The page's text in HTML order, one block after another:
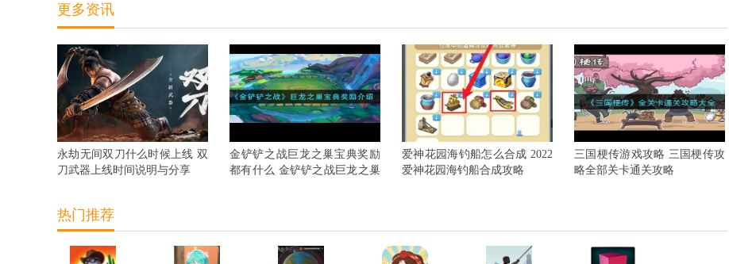
更多资讯
永劫无间双刀什么时候上线 双
刀武器上线时间说明与分享
金铲铲之战巨龙之巢宝典奖励
都有什么 金铲铲之战巨龙之巢
爱神花园海钓船怎么合成 2022
爱神花园海钓船合成攻略
三国梗传游戏攻略 三国梗传攻
略全部关卡通关攻略
热门推荐